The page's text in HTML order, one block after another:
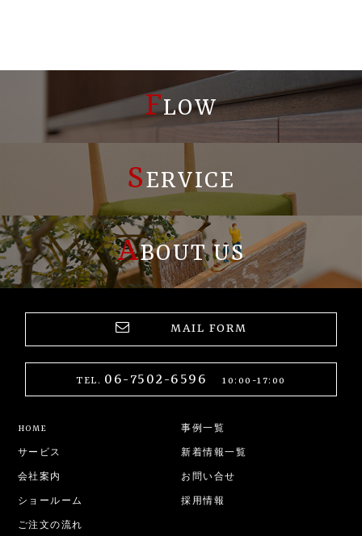
FLOW
SERVICE
ABOUT US
MAIL FORM
TEL. 06-7502-6596 10:00-17:00
HOME
サービス
会社案内
ショールーム
ご注文の流れ
事例一覧
新着情報一覧
お問い合せ
採用情報